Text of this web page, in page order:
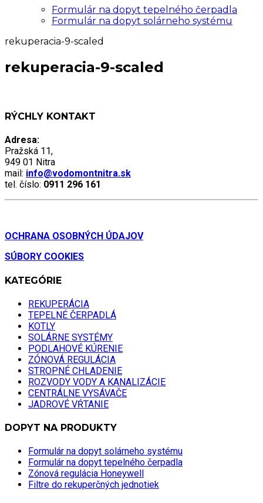
Formulár na dopyt tepelného čerpadla
Formulár na dopyt solárneho systému
rekuperacia-9-scaled
rekuperacia-9-scaled
RÝCHLY KONTAKT
Adresa:
Pražská 11,
949 01 Nitra
mail: info@vodomontnitra.sk
tel. číslo: 0911 296 161
OCHRANA OSOBNÝCH ÚDAJOV
SÚBORY COOKIES
KATEGÓRIE
REKUPERÁCIA
TEPELNÉ ČERPADLÁ
KOTLY
SOLÁRNE SYSTÉMY
PODLAHOVÉ KÚRENIE
ZÓNOVÁ REGULÁCIA
STROPNÉ CHLADENIE
ROZVODY VODY A KANALIZÁCIE
CENTRÁLNE VYSÁVAČE
JADROVÉ VŔTANIE
DOPYT NA PRODUKTY
Formulár na dopyt solárneho systému
Formulár na dopyt tepelného čerpadla
Zónová regulácia Honeywell
Filtre do rekuperčných jednotiek